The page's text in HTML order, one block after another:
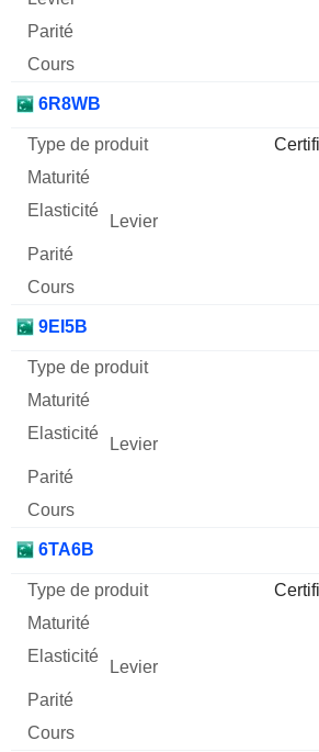
6R8WB
9EI5B
6TA6B